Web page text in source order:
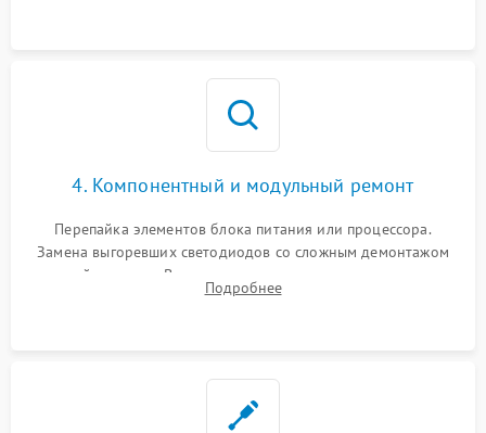
4. Компонентный и модульный ремонт
Перепайка элементов блока питания или процессора.
Замена выгоревших светодиодов со сложным демонтажом
хрупкой матрицы. Восстановление поврежденных дорожек,
прошивка микросхем памяти EEPROM
Подробнее